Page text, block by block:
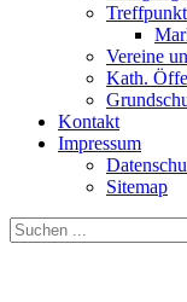
Vereine
Kath.
Kontakt
Impressum
Sitemap